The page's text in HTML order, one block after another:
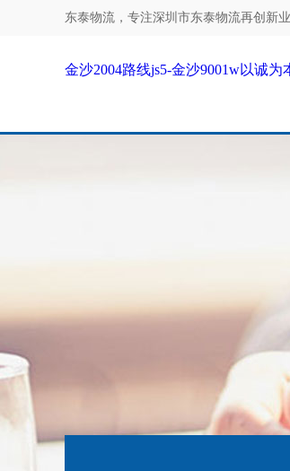
东泰物流，专注深圳市东泰物流再创新
金沙2004路线js5-金沙9001w以诚为